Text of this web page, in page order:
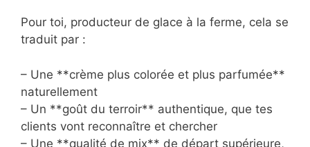
Pour toi, producteur de glace à la ferme, cela se
traduit par :
– Une **crème plus colorée et plus parfumée**
naturellement
– Un **goût du terroir** authentique, que tes
clients vont reconnaître et chercher
– Une **qualité de mix** de départ supérieure,